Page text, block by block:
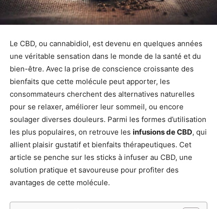
Le CBD, ou cannabidiol, est devenu en quelques années
une véritable sensation dans le monde de la santé et du
bien-être. Avec la prise de conscience croissante des
bienfaits que cette molécule peut apporter, les
consommateurs cherchent des alternatives naturelles
pour se relaxer, améliorer leur sommeil, ou encore
soulager diverses douleurs. Parmi les formes d’utilisation
les plus populaires, on retrouve les infusions de CBD, qui
allient plaisir gustatif et bienfaits thérapeutiques. Cet
article se penche sur les sticks à infuser au CBD, une
solution pratique et savoureuse pour profiter des
avantages de cette molécule.